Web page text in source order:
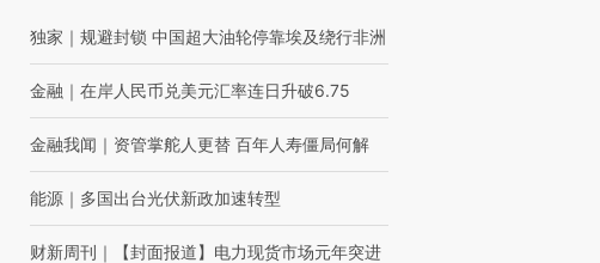
独家 ｜ 规避封锁 中国超大油轮停靠埃及绕行非洲
金融 ｜ 在岸人民币兑美元汇率连日升破6.75
金融我闻 ｜ 资管掌舵人更替 百年人寿僵局何解
能源 ｜ 多国出台光伏新政加速转型
财新周刊 ｜ 【封面报道】电力现货市场元年突进